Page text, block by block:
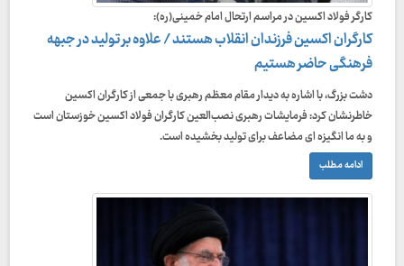
کارگر فولاد اکسین در مراسم ارتحال امام خمینی(ره):
کارگران اکسین فرزندان انقلاب هستند / علاوه بر تولید در جبهه
فرهنگی حاضر هستیم
دشت بزرگ، با اشاره به دیدار مقام معظم رهبری با جمعی از کارگران اکسین
خاطرنشان کرد: فرمایشات رهبری نصب‌العین کارگران فولاد اکسین خوزستان است
و به ما انگیزه ای مضاعف برای تولید بخشیده است.
ادامه مطلب